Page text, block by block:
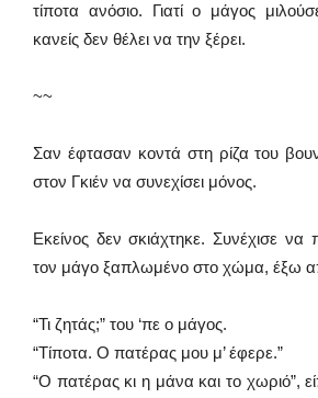
τίποτα ανόσιο. Γιατί ο μάγος
κανείς δεν θέλει να την ξέρει.
~~
Σαν έφτασαν κοντά στη ρίζα του
στον Γκιέν να συνεχίσει μόνος.
Εκείνος δεν σκιάχτηκε. Συνέχισε
τον μάγο ξαπλωμένο στο χώμα, έξω
“Τι ζητάς;” του ‘πε ο μάγος.
“Τίποτα. Ο πατέρας μου μ’ έφερε.”
“Ο πατέρας κι η μάνα και το χωριό”,